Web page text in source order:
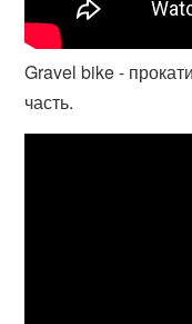
Gravel bike -
часть.